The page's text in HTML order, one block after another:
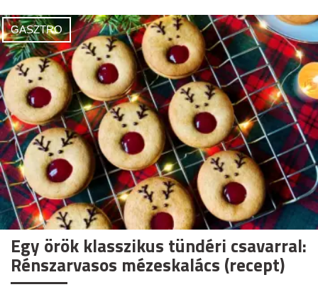
GASZTRO
Egy örök klasszikus tündéri csavarral:
Rénszarvasos mézeskalács (recept)